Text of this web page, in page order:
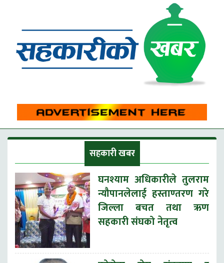
सहकारी खबर
घनश्याम अधिकारीले तुलराम
न्यौपानलेलाई हस्ताण्तरण गरे
जिल्ला बचत तथा ऋण
सहकारी संघको नेतृत्व